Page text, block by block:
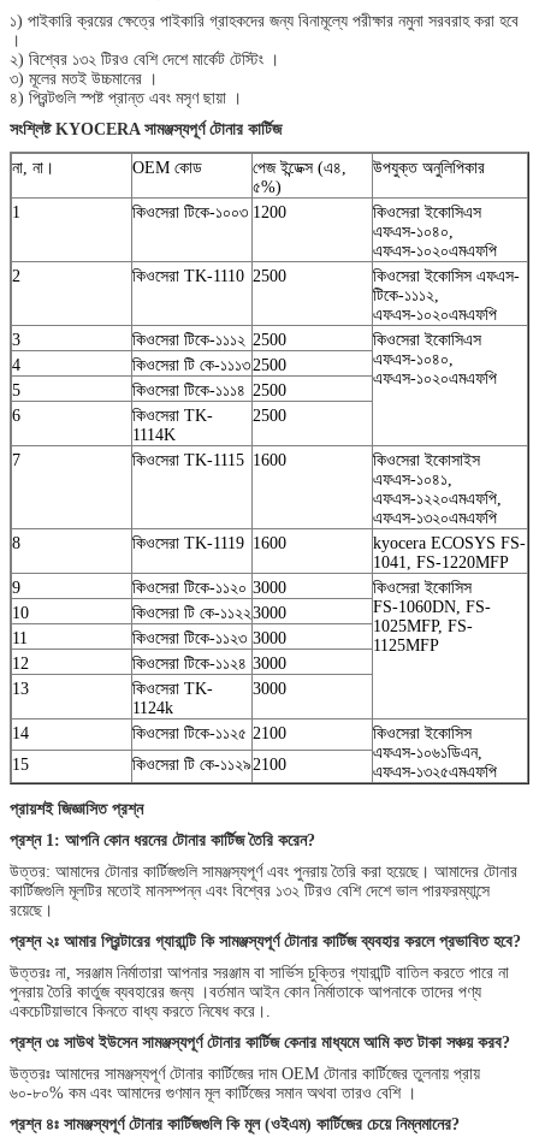
১) পাইকারি ক্রয়ের ক্ষেত্রে পাইকারি গ্রাহকদের জন্য বিনামূল্যে পরীক্ষার নমুনা সরবরাহ করা হবে
।
২) বিশ্বের ১৩২ টিরও বেশি দেশে মার্কেট টেস্টিং ।
৩) মূলের মতই উচ্চমানের ।
৪) প্রিন্টগুলি স্পষ্ট প্রান্ত এবং মসৃণ ছায়া ।
সংশ্লিষ্ট KYOCERA সামঞ্জস্যপূর্ণ টোনার কার্টিজ
না, না। OEM কোড
পেজ ইন্ডেক্স (এ৪,
৫%)
উপযুক্ত অনুলিপিকার
1 কিওসেরা টিকে-১০০৩ 1200
কিওসেরা ইকোসিএস
এফএস-১০৪০,
এফএস-১০২০এমএফপি
2
কিওসেরা TK-1110 2500
কিওসেরা ইকোসিস এফএস-
টিকে-১১১২,
এফএস-১০২০এমএফপি
3
কিওসেরা টিকে-১১১২ 2500
কিওসেরা ইকোসিএস
এফএস-১০৪০,
এফএস-১০২০এমএফপি
4 কিওসেরা টি কে-১১১৩ 2500
5
কিওসেরা টিকে-১১১৪ 2500
6
কিওসেরা TK-
1114K
2500
7 কিওসেরা TK-1115 1600
কিওসেরা ইকোসাইস
এফএস-১০৪১,
এফএস-১২২০এমএফপি,
এফএস-১৩২০এমএফপি
8
কিওসেরা TK-1119 1600
kyocera ECOSYS FS-
1041, FS-1220MFP
9
কিওসেরা টিকে-১১২০ 3000
কিওসেরা ইকোসিস
FS-1060DN, FS-
1025MFP, FS-
1125MFP
10 কিওসেরা টি কে-১১২২3000
11
কিওসেরা টিকে-১১২৩ 3000
12
কিওসেরা টিকে-১১২৪ 3000
13
কিওসেরা TK-
1124k
3000
14 কিওসেরা টিকে-১১২৫ 2100
কিওসেরা ইকোসিস
এফএস-১০৬১ডিএন,
এফএস-১৩২৫এমএফপি
15 কিওসেরা টি কে-১১২৯2100
প্রায়শই জিজ্ঞাসিত প্রশ্ন
প্রশ্ন 1: আপনি কোন ধরনের টোনার কার্টিজ তৈরি করেন?
উত্তর: আমাদের টোনার কার্টিজগুলি সামঞ্জস্যপূর্ণ এবং পুনরায় তৈরি করা হয়েছে। আমাদের টোনার
কার্টিজগুলি মূলটির মতোই মানসম্পন্ন এবং বিশ্বের ১৩২ টিরও বেশি দেশে ভাল পারফরম্যান্সে
রয়েছে।
প্রশ্ন ২ঃ আমার প্রিন্টারের গ্যারান্টি কি সামঞ্জস্যপূর্ণ টোনার কার্টিজ ব্যবহার করলে প্রভাবিত হবে?
উত্তরঃ না, সরঞ্জাম নির্মাতারা আপনার সরঞ্জাম বা সার্ভিস চুক্তির গ্যারান্টি বাতিল করতে পারে না
পুনরায় তৈরি কার্তুজ ব্যবহারের জন্য ।বর্তমান আইন কোন নির্মাতাকে আপনাকে তাদের পণ্য
একচেটিয়াভাবে কিনতে বাধ্য করতে নিষেধ করে।.
প্রশ্ন ৩ঃ সাউথ ইউসেন সামঞ্জস্যপূর্ণ টোনার কার্টিজ কেনার মাধ্যমে আমি কত টাকা সঞ্চয় করব?
উত্তরঃ আমাদের সামঞ্জস্যপূর্ণ টোনার কার্টিজের দাম OEM টোনার কার্টিজের তুলনায় প্রায়
৬০-৮০% কম এবং আমাদের গুণমান মূল কার্টিজের সমান অথবা তারও বেশি ।
প্রশ্ন ৪ঃ সামঞ্জস্যপূর্ণ টোনার কার্টিজগুলি কি মূল (ওইএম) কার্টিজের চেয়ে নিম্নমানের?